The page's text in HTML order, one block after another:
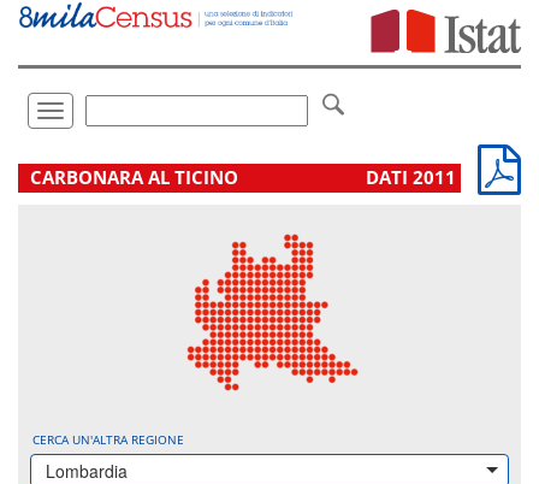
Vai
direttamente
Toggle
navigation
.
CARBONARA AL TICINO DATI 2011
CERCA UN'ALTRA REGIONE
Lombardia